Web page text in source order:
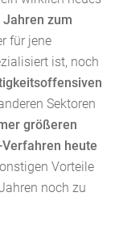
zum
für jene
ist, noch
Sektoren
größeren
heute
Vorteile
noch zu